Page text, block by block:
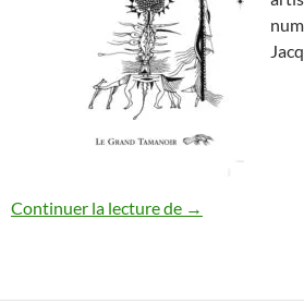
Continuer la lecture de Georges-Henri
→